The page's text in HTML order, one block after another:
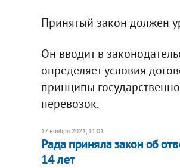
Принятый закон должен
Он вводит в
определяет условия
принципы
перевозок.
17 ноября 2021, 11:01
Рада приняла закон об
14 лет